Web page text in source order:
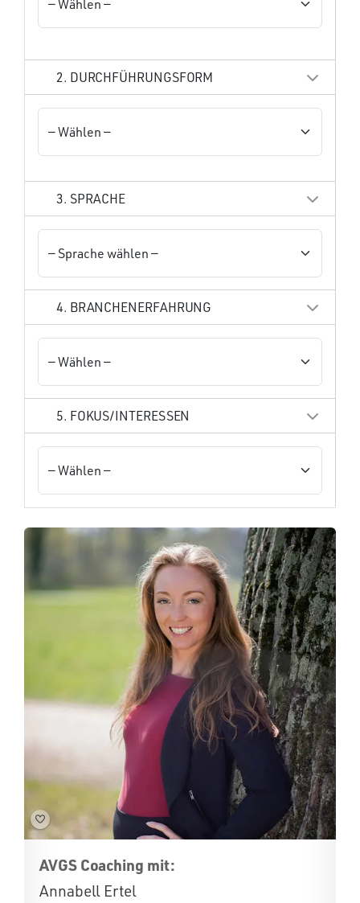
2. DURCHFÜHRUNGSFORM
3. SPRACHE
4. BRANCHENERFAHRUNG
5. FOKUS/INTERESSEN
AVGS Coaching mit:
Annabell Ertel